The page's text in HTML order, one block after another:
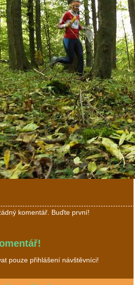
komentář. Buďte první!
pouze přihlášení návštěvníci!